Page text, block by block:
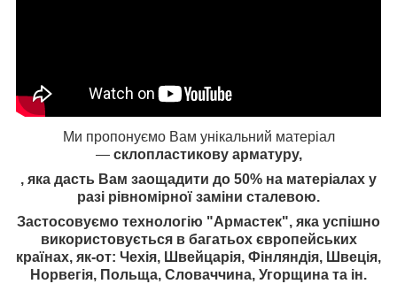
Ми пропонуємо Вам унікальний матеріал
— склопластикову арматуру,
, яка дасть Вам заощадити до 50% на матеріалах у
разі рівномірної заміни сталевою.
Застосовуємо технологію "Армастек", яка успішно
використовується в багатьох європейських
країнах, як-от: Чехія, Швейцарія, Фінляндія, Швеція,
Норвегія, Польща, Словаччина, Угорщина та ін.